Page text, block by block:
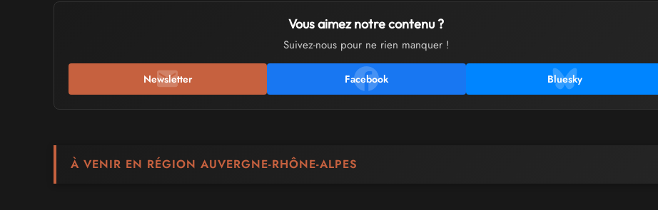
Vous aimez notre contenu ?
Suivez-nous pour ne rien manquer !
Newsletter Facebook Bluesky
À VENIR EN RÉGION AUVERGNE-RHÔNE-ALPES